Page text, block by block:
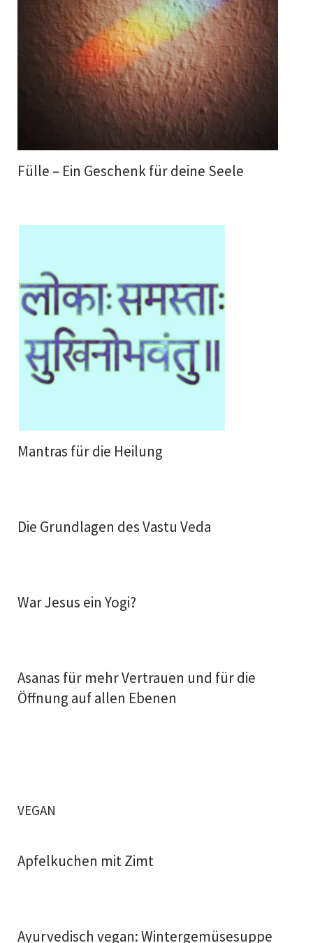
Fülle – Ein Geschenk für deine Seele
Mantras für die Heilung
Die Grundlagen des Vastu Veda
War Jesus ein Yogi?
Asanas für mehr Vertrauen und für die
Öffnung auf allen Ebenen
VEGAN
Apfelkuchen mit Zimt
Ayurvedisch vegan: Wintergemüsesuppe